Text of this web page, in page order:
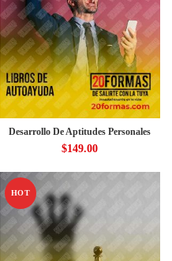
Desarrollo De Aptitudes Personales
$149.00
HOT